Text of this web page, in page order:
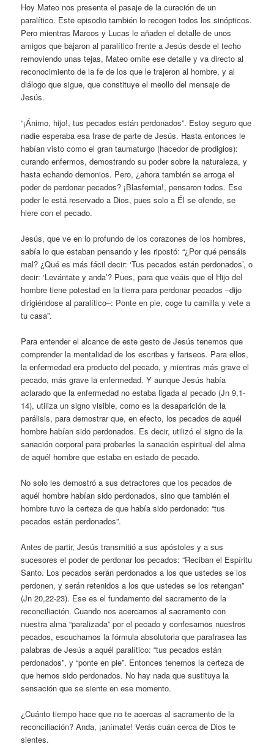
Hoy Mateo nos presenta el pasaje de la curación de un
paralítico. Este episodio también lo recogen todos los sinópticos.
Pero mientras Marcos y Lucas le añaden el detalle de unos
amigos que bajaron al paralítico frente a Jesús desde el techo
removiendo unas tejas, Mateo omite ese detalle y va directo al
reconocimiento de la fe de los que le trajeron al hombre, y al
diálogo que sigue, que constituye el meollo del mensaje de
Jesús.
“¡Ánimo, hijo!, tus pecados están perdonados”. Estoy seguro que
nadie esperaba esa frase de parte de Jesús. Hasta entonces le
habían visto como el gran taumaturgo (hacedor de prodigios):
curando enfermos, demostrando su poder sobre la naturaleza, y
hasta echando demonios. Pero, ¿ahora también se arroga el
poder de perdonar pecados? ¡Blasfemia!, pensaron todos. Ese
poder le está reservado a Dios, pues solo a Él se ofende, se
hiere con el pecado.
Jesús, que ve en lo profundo de los corazones de los hombres,
sabía lo que estaban pensando y les ripostó: “¿Por qué pensáis
mal? ¿Qué es más fácil decir: ‘Tus pecados están perdonados’, o
decir: ‘Levántate y anda’? Pues, para que veáis que el Hijo del
hombre tiene potestad en la tierra para perdonar pecados –dijo
dirigiéndose al paralítico–: Ponte en pie, coge tu camilla y vete a
tu casa”.
Para entender el alcance de este gesto de Jesús tenemos que
comprender la mentalidad de los escribas y fariseos. Para ellos,
la enfermedad era producto del pecado, y mientras más grave el
pecado, más grave la enfermedad. Y aunque Jesús había
aclarado que la enfermedad no estaba ligada al pecado (Jn 9,1-
14), utiliza un signo visible, como es la desaparición de la
parálisis, para demostrar que, en efecto, los pecados de aquél
hombre habían sido perdonados. Es decir, utilizó el signo de la
sanación corporal para probarles la sanación espiritual del alma
de aquél hombre que estaba en estado de pecado.
No solo les demostró a sus detractores que los pecados de
aquél hombre habían sido perdonados, sino que también el
hombre tuvo la certeza de que había sido perdonado: “tus
pecados están perdonados”.
Antes de partir, Jesús transmitió a sus apóstoles y a sus
sucesores el poder de perdonar los pecados: “Reciban el Espíritu
Santo. Los pecados serán perdonados a los que ustedes se los
perdonen, y serán retenidos a los que ustedes se los retengan”
(Jn 20,22-23). Ese es el fundamento del sacramento de la
reconciliación. Cuando nos acercamos al sacramento con
nuestra alma “paralizada” por el pecado y confesamos nuestros
pecados, escuchamos la fórmula absolutoria que parafrasea las
palabras de Jesús a aquél paralítico: “tus pecados están
perdonados”, y “ponte en pie”. Entonces tenemos la certeza de
que hemos sido perdonados. No hay nada que sustituya la
sensación que se siente en ese momento.
¿Cuánto tiempo hace que no te acercas al sacramento de la
reconciliación? Anda, ¡anímate! Verás cuán cerca de Dios te
sientes.